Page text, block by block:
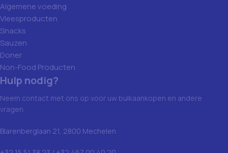
Algemene voeding
Vleesproducten
Snacks
Sauzen
Doner
Non-Food Producten
Hulp nodig?
Neem contact met ons op voor uw bulkaankopen en andere
vragen.
Blarenberglaan 21, 2800 Mechelen